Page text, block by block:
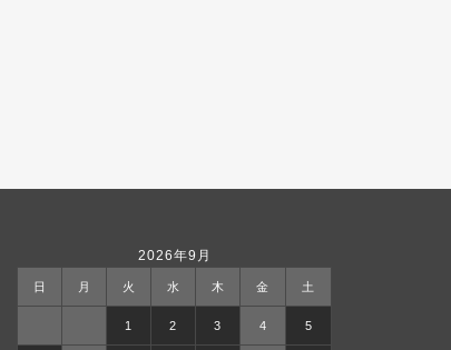
2026年9月
日 月 火 水 木 金 土
1 2 3 4 5